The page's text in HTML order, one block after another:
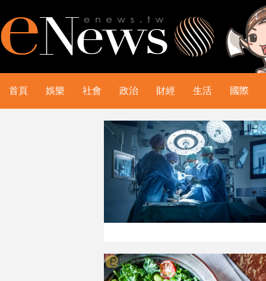
首頁 娛樂 社會 政治 財經 生活 國際